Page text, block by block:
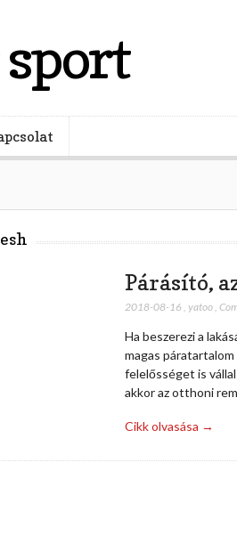
Párásító,
2018-08-16 yatoo,
Ha beszerezi a
magas
felelősséget is
akkor az otthoni
Cikk olvasása →